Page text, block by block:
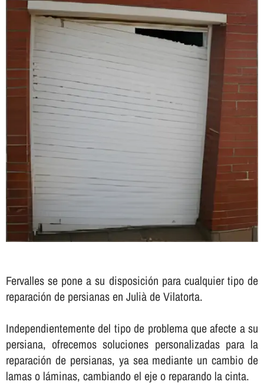
Fervalles se pone a su disposición para cualquier tipo de
reparación de persianas en Julià de Vilatorta.
Independientemente del tipo de problema que afecte a su
persiana, ofrecemos soluciones personalizadas para la
reparación de persianas, ya sea mediante un cambio de
lamas o láminas, cambiando el eje o reparando la cinta.